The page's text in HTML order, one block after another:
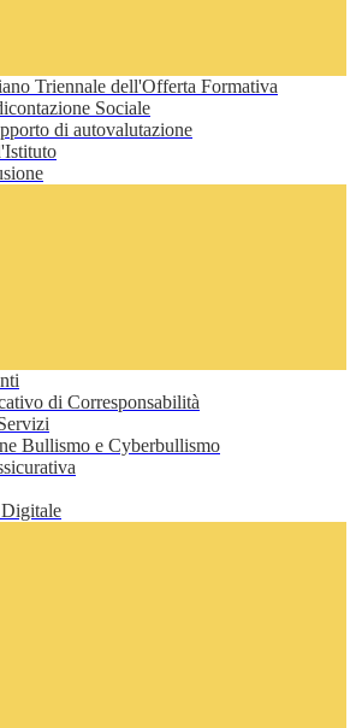
Triennale dell'Offerta Formativa
Sociale
di autovalutazione
di Corresponsabilità
Bullismo e Cyberbullismo